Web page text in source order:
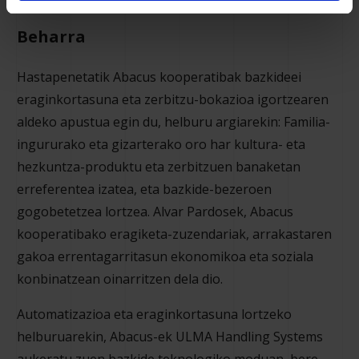
Beharra
Hastapenetatik Abacus kooperatibak bazkideei
eraginkortasuna eta zerbitzu-bokazioa igortzearen
aldeko apustua egin du, helburu argiarekin: Familia-
ingururako eta gizarterako oro har kultura- eta
hezkuntza-produktu eta zerbitzuen banaketan
erreferentea izatea, eta bazkide-bezeroen
gogobetetzea lortzea. Alvar Pardosek, Abacus
kooperatibako eragiketa-zuzendariak, arrakastaren
gakoa errentagarritasun ekonomikoa eta soziala
konbinatzean oinarritzen dela dio.
Automatizazioa eta eraginkortasuna lortzeko
helburuarekin, Abacus-ek ULMA Handling Systems